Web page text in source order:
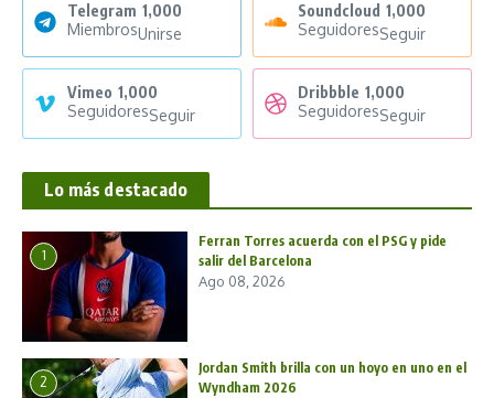
Telegram 1,000
MiembrosUnirse
Soundcloud 1,000
SeguidoresSeguir
Vimeo 1,000
SeguidoresSeguir
Dribbble 1,000
SeguidoresSeguir
Lo más destacado
1
Ferran Torres acuerda con el PSG y pide
salir del Barcelona
Ago 08, 2026
2
Jordan Smith brilla con un hoyo en uno en el
Wyndham 2026